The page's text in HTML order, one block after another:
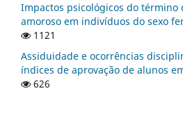
Impactos psicológicos do término
amoroso em indivíduos do sexo
1121
Assiduidade e ocorrências
índices de aprovação de alunos
626